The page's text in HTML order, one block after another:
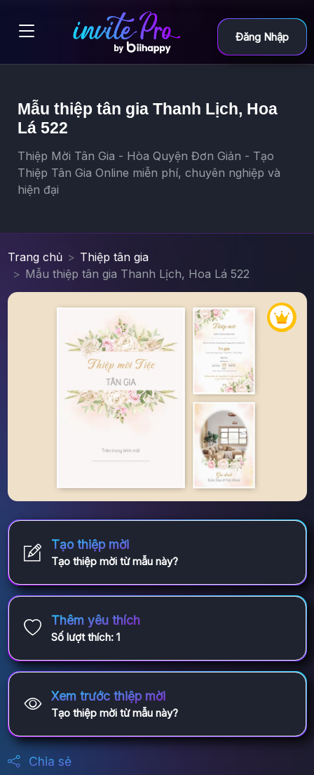
Đăng Nhập
Mẫu thiệp tân gia Thanh Lịch, Hoa
Lá 522
Thiệp Mời Tân Gia - Hòa Quyện Đơn Giản - Tạo
Thiệp Tân Gia Online miễn phí, chuyên nghiệp và
hiện đại
Trang chủ
Thiệp tân gia
Mẫu thiệp tân gia Thanh Lịch, Hoa Lá 522
Tạo thiệp mời
Tạo thiệp mời từ mẫu này?
Thêm yêu thích
Số lượt thích: 1
Xem trước thiệp mời
Tạo thiệp mời từ mẫu này?
Chia sẻ